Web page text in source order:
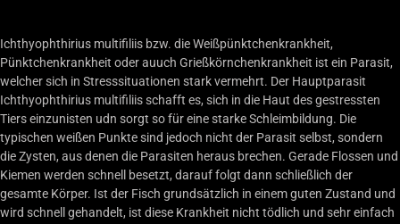
Ichthyophthirius multifiliis bzw. die Weißpünktchenkrankheit,
Pünktchenkrankheit oder auuch Grießkörnchenkrankheit ist ein Parasit,
welcher sich in Stresssituationen stark vermehrt. Der Hauptparasit
Ichthyophthirius multifiliis schafft es, sich in die Haut des gestressten
Tiers einzunisten udn sorgt so für eine starke Schleimbildung. Die
typischen weißen Punkte sind jedoch nicht der Parasit selbst, sondern
die Zysten, aus denen die Parasiten heraus brechen. Gerade Flossen und
Kiemen werden schnell besetzt, darauf folgt dann schließlich der
gesamte Körper. Ist der Fisch grundsätzlich in einem guten Zustand und
wird schnell gehandelt, ist diese Krankheit nicht tödlich und sehr einfach